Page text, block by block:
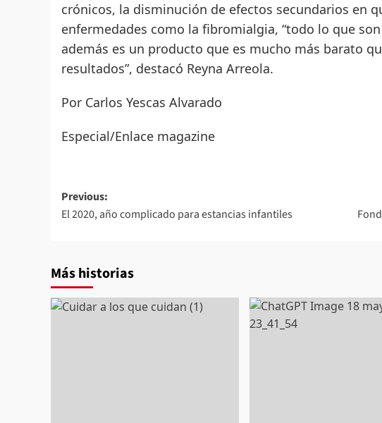
crónicos, la disminución de efectos secundarios en
enfermedades como la fibromialgia, “todo lo que
además es un producto que es mucho más barato
resultados”, destacó Reyna Arreola.
Por Carlos Yescas Alvarado
Especial/Enlace magazine
Post
navigation
Previous:
El 2020, año complicado para estancias infantiles
Más historias